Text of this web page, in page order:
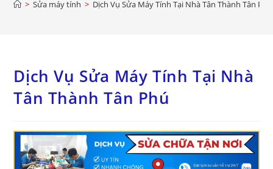
> Sửa máy tính > Dịch Vụ Sửa Máy Tính Tại Nhà Tân Thành Tân Phú
Dịch Vụ Sửa Máy Tính Tại Nhà
Tân Thành Tân Phú